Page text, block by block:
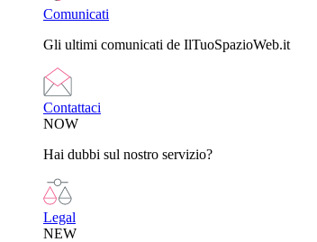
Comunicati
Gli ultimi comunicati de IlTuoSpazioWeb.it
Contattaci
NOW
Hai dubbi sul nostro servizio?
Legal
NEW